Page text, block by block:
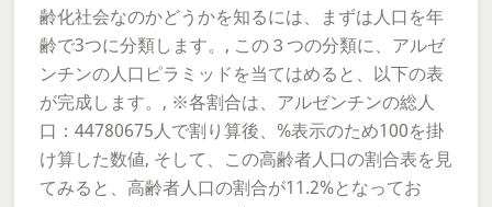
齢化社会なのかどうかを知るには、まずは人口を年
齢で3つに分類します。, この３つの分類に、アルゼ
ンチンの人口ピラミッドを当てはめると、以下の表
が完成します。, ※各割合は、アルゼンチンの総人
口：44780675人で割り算後、%表示のため100を掛
け算した数値, そして、この高齢者人口の割合表を見
てみると、高齢者人口の割合が11.2%となってお